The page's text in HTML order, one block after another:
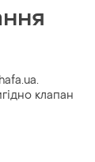
клапан